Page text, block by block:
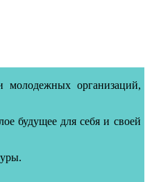
организаций,
будущее для себя и своей